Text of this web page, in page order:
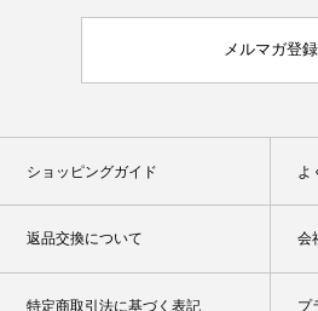
メルマガ登録
ショッピングガイド よ
返品交換について 会
特定商取引法に基づく表記 プ